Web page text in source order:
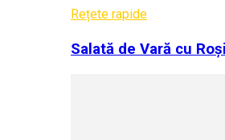
Rețete rapide
Salată de Vară cu